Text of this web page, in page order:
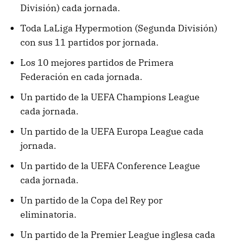
División) cada jornada.
Toda LaLiga Hypermotion (Segunda División)
con sus 11 partidos por jornada.
Los 10 mejores partidos de Primera
Federación en cada jornada.
Un partido de la UEFA Champions League
cada jornada.
Un partido de la UEFA Europa League cada
jornada.
Un partido de la UEFA Conference League
cada jornada.
Un partido de la Copa del Rey por
eliminatoria.
Un partido de la Premier League inglesa cada